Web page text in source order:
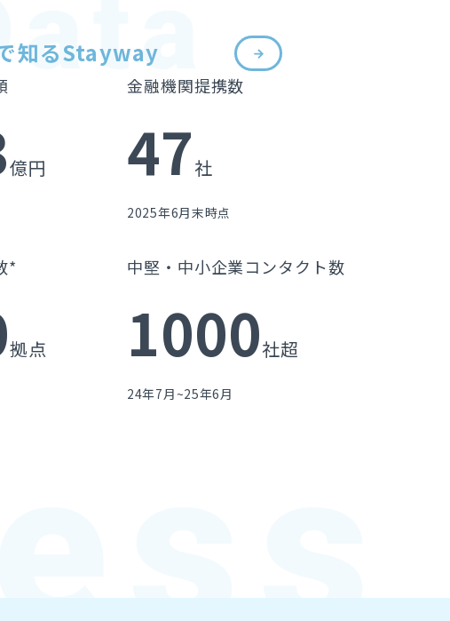
知るStayway
億円
金融機関提携数
47社
2025年6月末時点
*
拠点
中堅・中小企業コンタクト数
1000社超
24年7月~25年6月